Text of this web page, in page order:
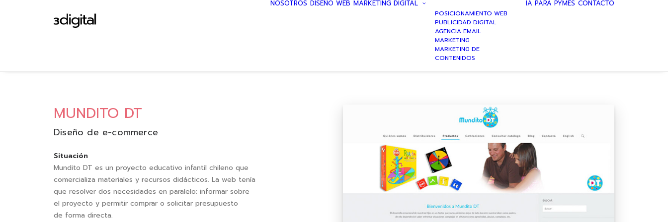
NOSOTROS DISEÑO WEB MARKETING DIGITAL
POSICIONAMIENTO WEB
PUBLICIDAD DIGITAL
AGENCIA EMAIL
MARKETING
MARKETING DE
CONTENIDOS
IA PARA PYMES CONTACTO
MUNDITO DT
Diseño de e-commerce
Situación
Mundito DT es un proyecto educativo infantil chileno que
comercializa materiales y recursos didácticos. La web tenía
que resolver dos necesidades en paralelo: informar sobre
el proyecto y permitir comprar o solicitar presupuesto
de forma directa.